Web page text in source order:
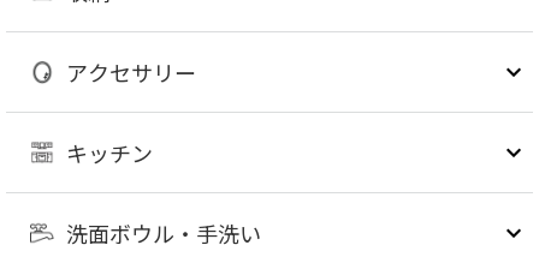
アクセサリー
キッチン
洗面ボウル・手洗い